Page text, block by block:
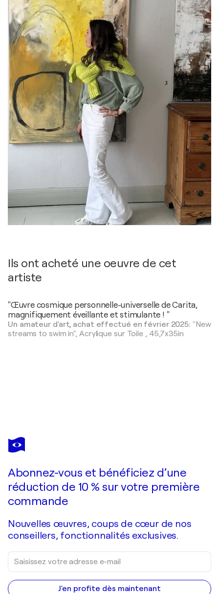
Ils ont acheté une oeuvre de cet
artiste
"Œuvre cosmique personnelle-universelle de Carita,
magnifiquement éveillante et stimulante ! "
Un amateur d'art, achat effectué en février 2025: "New
streams to swim in", Acrylique sur Toile , 45,7x35in
CARITA LAUKKONEN
Would you show me your colors my darling?
Abonnez-vous et bénéficiez d’une
réduction de 10 % sur votre première
commande
Nouvelles œuvres, coups de cœur de nos
conseillers, fonctionnalités exclusives.
J'en profite dès maintenant